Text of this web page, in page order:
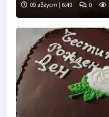
Снимка: Пиксабей
09 август | 6:49 0